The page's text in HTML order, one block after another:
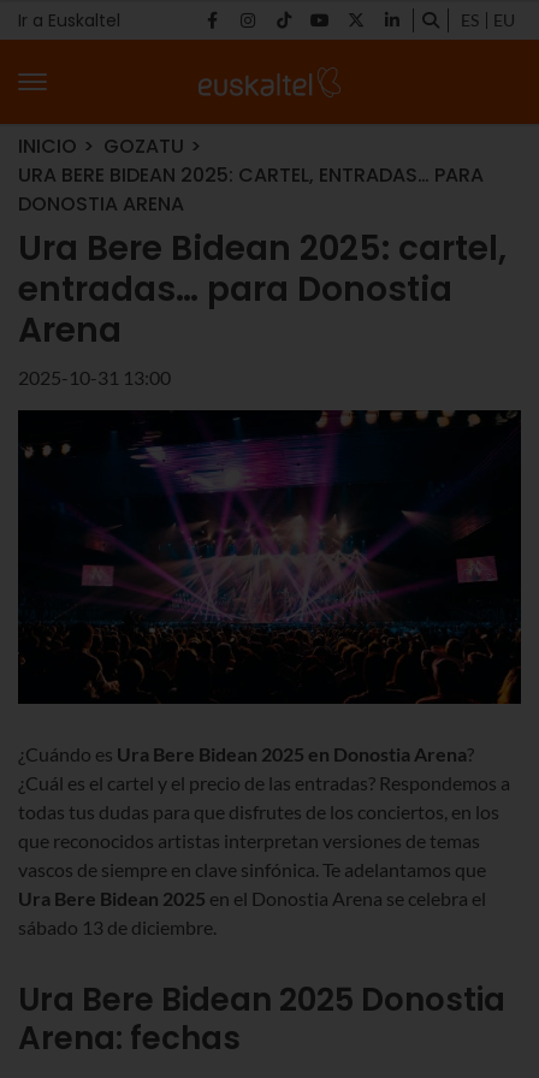
Ir a Euskaltel ES EU
INICIO
GOZATU
URA BERE BIDEAN 2025: CARTEL, ENTRADAS… PARA
DONOSTIA ARENA
Ura Bere Bidean 2025: cartel,
entradas… para Donostia
Arena
2025-10-31 13:00
¿Cuándo es Ura Bere Bidean 2025 en Donostia Arena?
¿Cuál es el cartel y el precio de las entradas? Respondemos a
todas tus dudas para que disfrutes de los conciertos, en los
que reconocidos artistas interpretan versiones de temas
vascos de siempre en clave sinfónica. Te adelantamos que
Ura Bere Bidean 2025 en el Donostia Arena se celebra el
sábado 13 de diciembre.
Ura Bere Bidean 2025 Donostia
Arena: fechas